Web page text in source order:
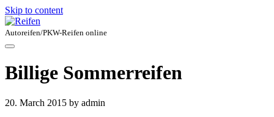
Skip to content
Autoreifen/PKW-Reifen online
Billige Sommerreifen
20. March 2015 by admin